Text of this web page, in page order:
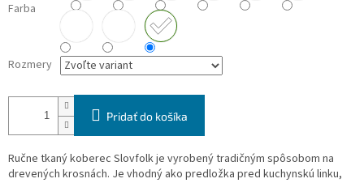
Farba
Rozmery
Pridať do košíka
Ručne tkaný koberec Slovfolk je vyrobený tradičným spôsobom na
drevených krosnách. Je vhodný ako predložka pred kuchynskú linku,